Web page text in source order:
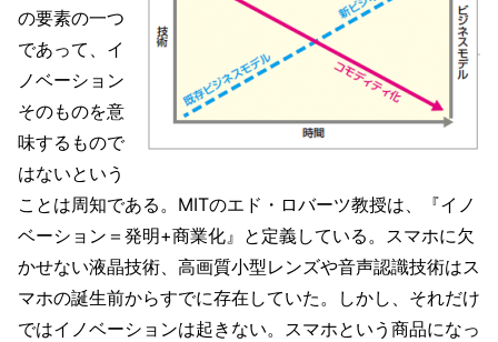
の要素の一つ
であって、イ
ノベーション
そのものを意
味するもので
はないという
ことは周知である。MITのエド・ロバーツ教授は、『イノ
ベーション＝発明+商業化』と定義している。スマホに欠
かせない液晶技術、高画質小型レンズや音声認識技術はス
マホの誕生前からすでに存在していた。しかし、それだけ
ではイノベーションは起きない。スマホという商品になっ